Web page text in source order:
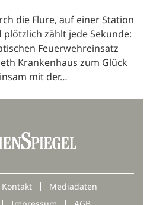
die Flure, auf einer Station
zählt jede Sekunde:
Feuerwehreinsatz
Krankenhaus zum Glück
mit der…
Kontakt
Mediadaten